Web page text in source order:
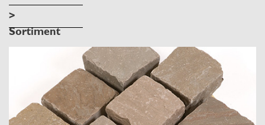
>
Sortiment